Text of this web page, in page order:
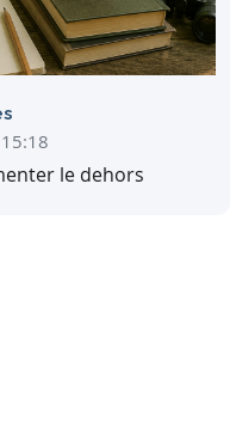
le dehors